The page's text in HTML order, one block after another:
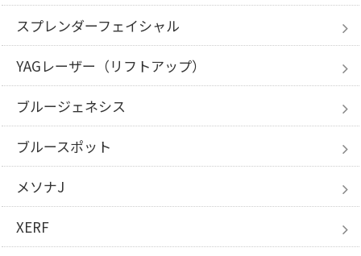
スプレンダーフェイシャル
YAGレーザー （リフトアップ）
ブルージェネシス
ブルースポット
メソナJ
XERF